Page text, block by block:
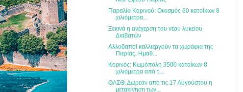
Παραλία Κορινού: Οικισμός 60 κατοίκων 8
χιλιόμετρα...
Ξεκινά η ανέγερση του νέου λυκείου
Διαβατών
Αλλοδαποί καλλιεργούν τα χωράφια της
Πιερίας, Ημαθ...
Κορινός: Κωμόπολη 3500 κατοίκων 8
χιλιόμετρα από τ...
ΟΑΣΘ: Δωρεάν από τις 17 Αυγούστου η
μετακίνηση των...